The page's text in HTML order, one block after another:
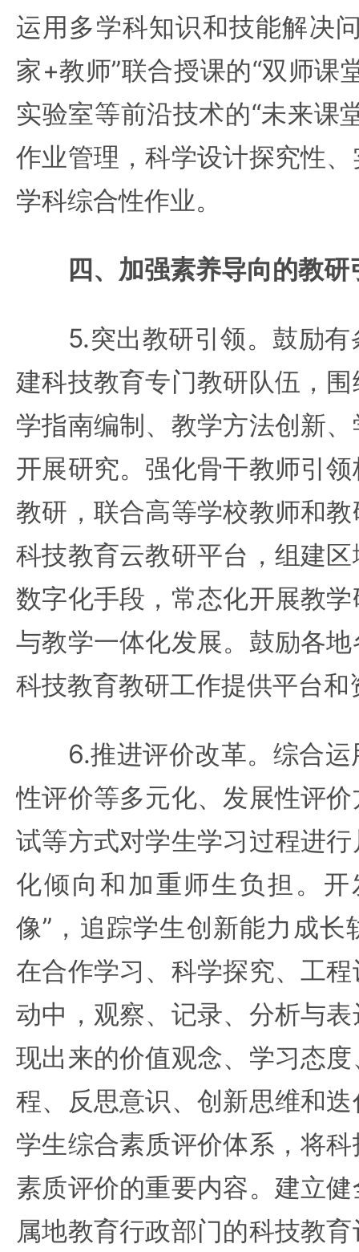
运用多学科知识和技能解决
家+教师”联合授课的“双师课
实验室等前沿技术的“未来课
作业管理，科学设计探究性
学科综合性作业。
四、加强素养导向的教
5.突出教研引领。鼓励有
建科技教育专门教研队伍，
学指南编制、教学方法创新
开展研究。强化骨干教师引
教研，联合高等学校教师和
科技教育云教研平台，组建
数字化手段，常态化开展教
与教学一体化发展。鼓励各
科技教育教研工作提供平台和
6.推进评价改革。综合运
性评价等多元化、发展性评
试等方式对学生学习过程进
化倾向和加重师生负担。
像”，追踪学生创新能力成长
在合作学习、科学探究、工
动中，观察、记录、分析与
现出来的价值观念、学习态
程、反思意识、创新思维和
学生综合素质评价体系，将
素质评价的重要内容。建立
属地教育行政部门的科技教